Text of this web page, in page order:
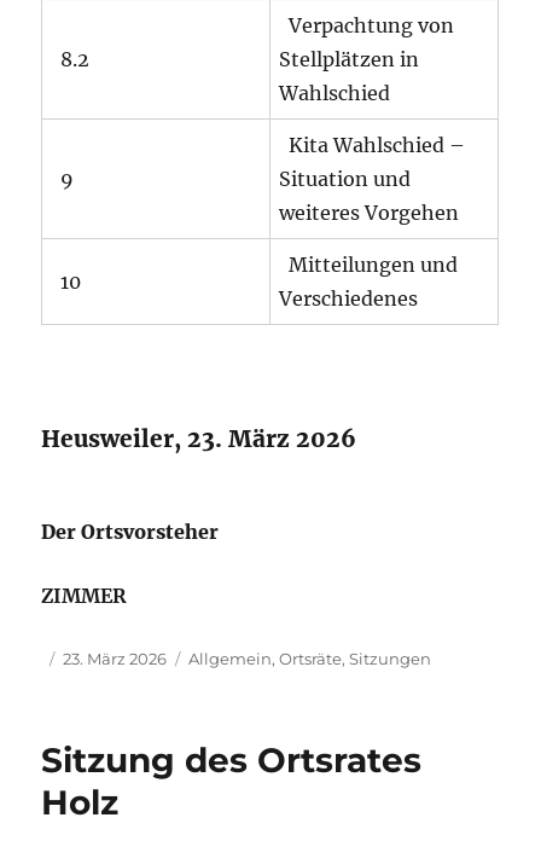
8.2
Verpachtung von
Stellplätzen in
Wahlschied
9
Kita Wahlschied –
Situation und
weiteres Vorgehen
10
Mitteilungen und
Verschiedenes
Heusweiler, 23. März 2026
Der Ortsvorsteher
ZIMMER
AutorVeröffentlicht
23. März 2026 Kategorien
Allgemein,Ortsräte,Sitzungen
Sitzung des Ortsrates
Holz